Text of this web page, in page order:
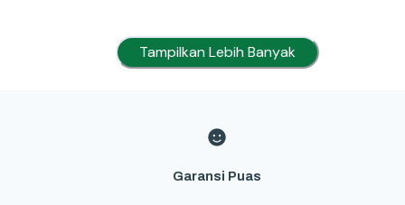
Tampilkan Lebih Banyak
Garansi Puas